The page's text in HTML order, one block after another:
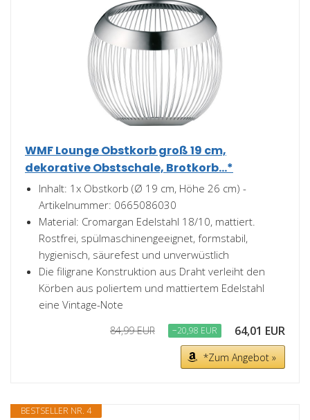
WMF Lounge Obstkorb groß 19 cm,
dekorative Obstschale, Brotkorb...*
Inhalt: 1x Obstkorb (Ø 19 cm, Höhe 26 cm) -
Artikelnummer: 0665086030
Material: Cromargan Edelstahl 18/10, mattiert.
Rostfrei, spülmaschinengeeignet, formstabil,
hygienisch, säurefest und unverwüstlich
Die filigrane Konstruktion aus Draht verleiht den
Körben aus poliertem und mattiertem Edelstahl
eine Vintage-Note
84,99 EUR −20,98 EUR 64,01 EUR
*Zum Angebot »
BESTSELLER NR. 4